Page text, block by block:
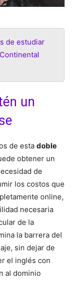
de estudiar
un
de esta doble
obtener un
de
los costos que
online,
necesaria
de la
la barrera del
sin dejar de
el inglés con
al dominio